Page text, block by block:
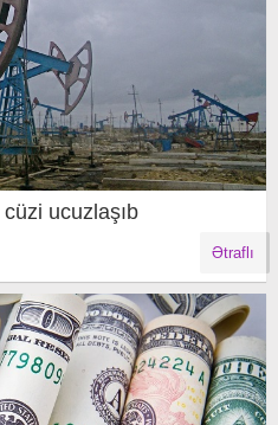
ucuzlaşıb
Ətraflı